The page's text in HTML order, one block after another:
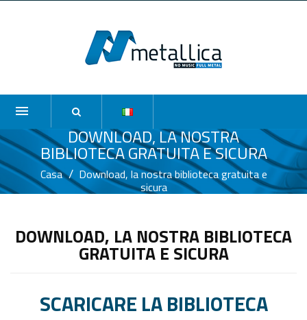
DOWNLOAD, LA NOSTRA
BIBLIOTECA GRATUITA E SICURA
Casa Download, la nostra biblioteca gratuita e
sicura
DOWNLOAD, LA NOSTRA BIBLIOTECA
GRATUITA E SICURA
SCARICARE LA BIBLIOTECA